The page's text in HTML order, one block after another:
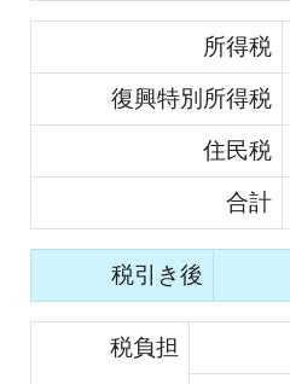
所得税
復興特別所得税
住民税
合計
税引き後
税負担